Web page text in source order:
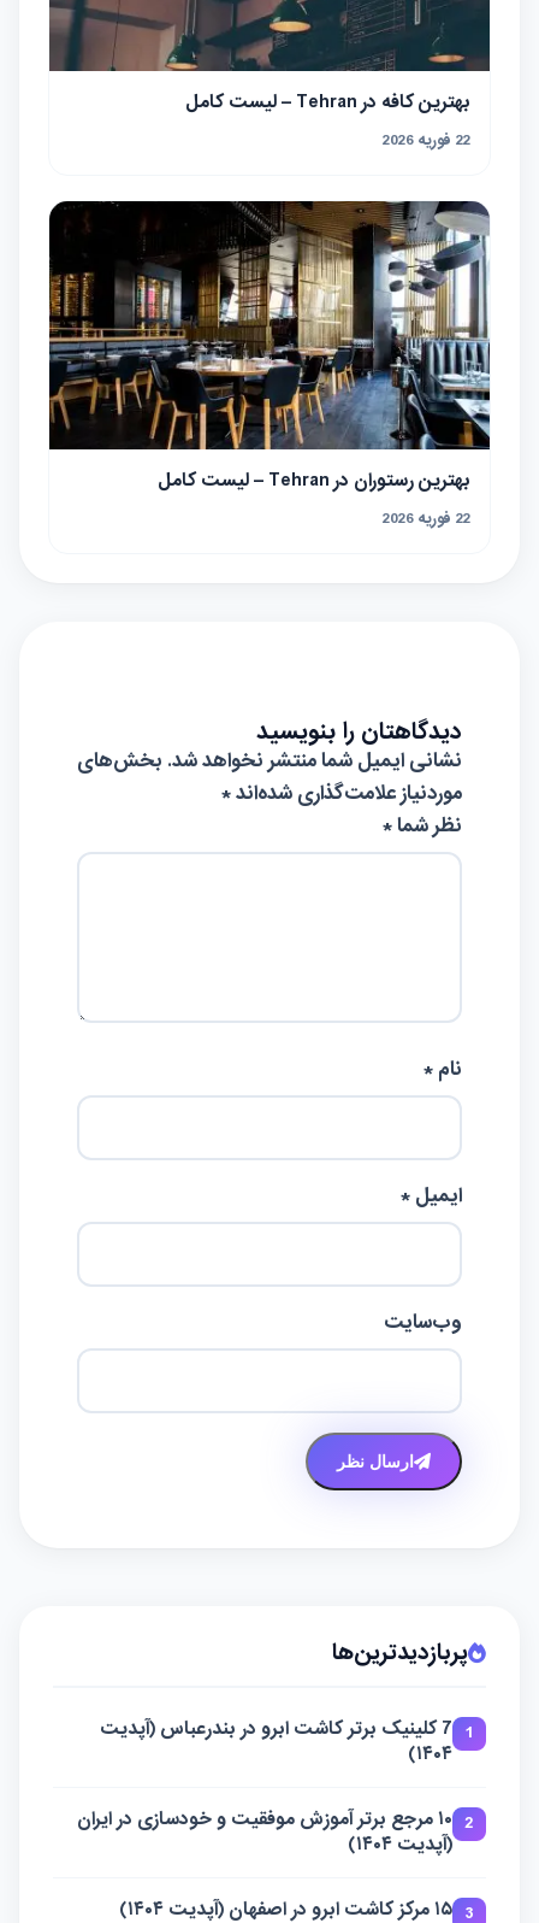
بهترین کافه در Tehran – لیست کامل
22 فوریه 2026
بهترین رستوران در Tehran – لیست کامل
22 فوریه 2026
دیدگاهتان را بنویسید
نشانی ایمیل شما منتشر نخواهد شد. بخش‌های
موردنیاز علامت‌گذاری شده‌اند*
نظر شما *
نام *
ایمیل *
وب‌سایت
ارسال نظر
پربازدیدترین‌ها
1
7 کلینیک برتر کاشت ابرو در بندرعباس (آپدیت
۱۴۰۴)
2
۱۰ مرجع برتر آموزش موفقیت و خودسازی در ایران
(آپدیت ۱۴۰۴)
3 ۱۵ مرکز کاشت ابرو در اصفهان (آپدیت ۱۴۰۴)